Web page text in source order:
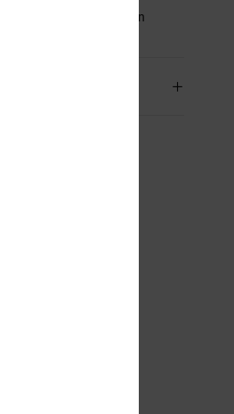
25% gerecycled katoen